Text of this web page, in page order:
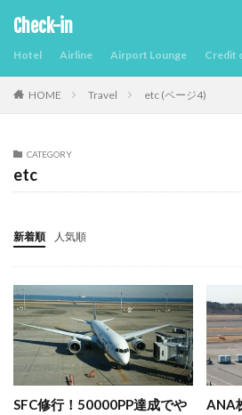
Check-in
Hotel Airline Airport Lounge Credit
HOME Travel etc (ページ4)
CATEGORY
etc
新着順 人気順
SFC修行！50000PP達成でや
ANA